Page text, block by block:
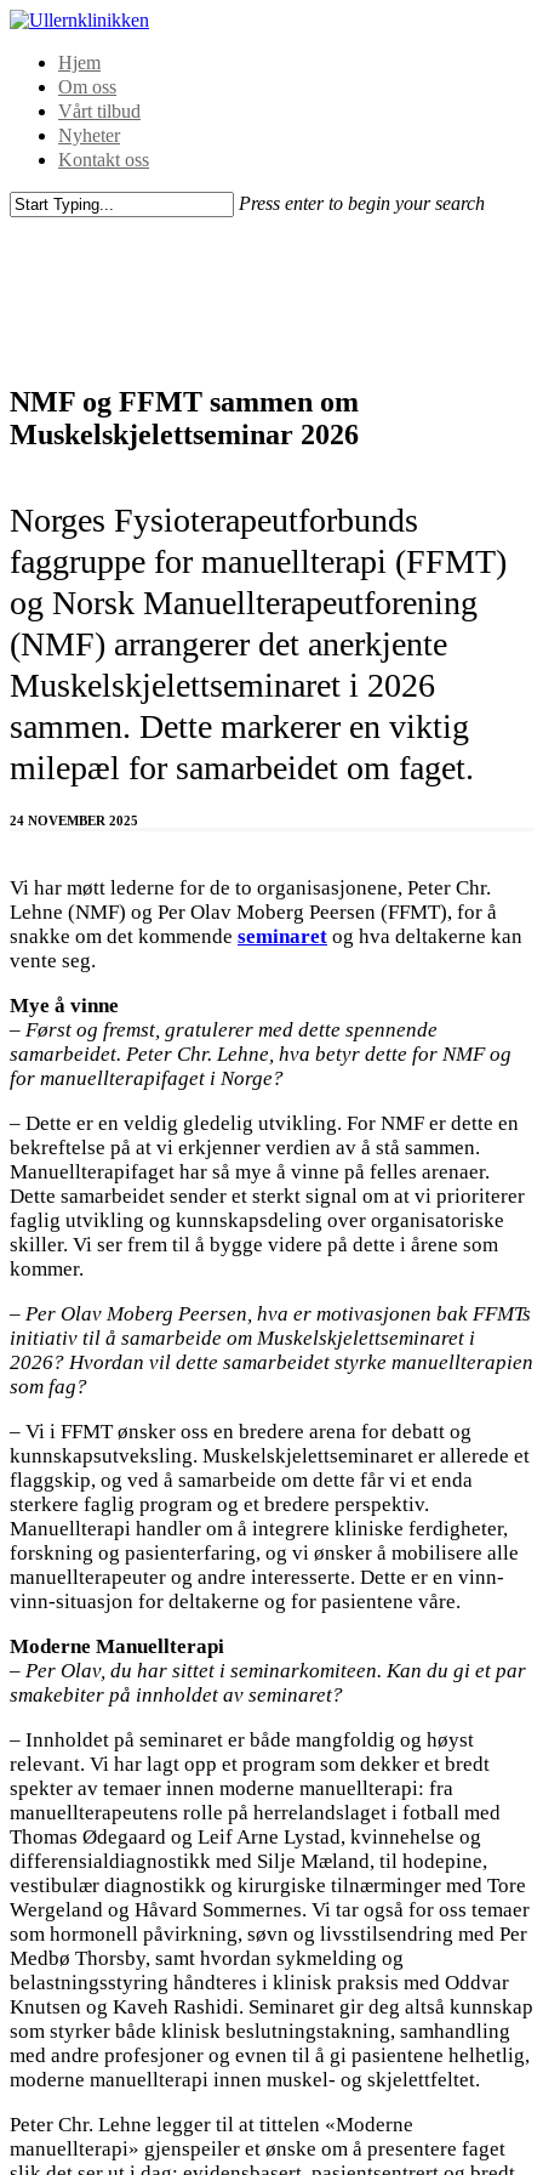
Hjem
Om oss
Vårt tilbud
Nyheter
Kontakt oss
Press enter to begin your search
NMF og FFMT sammen om
Muskelskjelettseminar 2026
Norges Fysioterapeutforbunds
faggruppe for manuellterapi (FFMT)
og Norsk Manuellterapeutforening
(NMF) arrangerer det anerkjente
Muskelskjelettseminaret i 2026
sammen. Dette markerer en viktig
milepæl for samarbeidet om faget.
24 NOVEMBER 2025
Vi har møtt lederne for de to organisasjonene, Peter Chr.
Lehne (NMF) og Per Olav Moberg Peersen (FFMT), for å
snakke om det kommende seminaret og hva deltakerne kan
vente seg.
Mye å vinne
– Først og fremst, gratulerer med dette spennende
samarbeidet. Peter Chr. Lehne, hva betyr dette for NMF og
for manuellterapifaget i Norge?
– Dette er en veldig gledelig utvikling. For NMF er dette en
bekreftelse på at vi erkjenner verdien av å stå sammen.
Manuellterapifaget har så mye å vinne på felles arenaer.
Dette samarbeidet sender et sterkt signal om at vi prioriterer
faglig utvikling og kunnskapsdeling over organisatoriske
skiller. Vi ser frem til å bygge videre på dette i årene som
kommer.
– Per Olav Moberg Peersen, hva er motivasjonen bak FFMTs
initiativ til å samarbeide om Muskelskjelettseminaret i
2026? Hvordan vil dette samarbeidet styrke manuellterapien
som fag?
– Vi i FFMT ønsker oss en bredere arena for debatt og
kunnskapsutveksling. Muskelskjelettseminaret er allerede et
flaggskip, og ved å samarbeide om dette får vi et enda
sterkere faglig program og et bredere perspektiv.
Manuellterapi handler om å integrere kliniske ferdigheter,
forskning og pasienterfaring, og vi ønsker å mobilisere alle
manuellterapeuter og andre interesserte. Dette er en vinn-
vinn-situasjon for deltakerne og for pasientene våre.
Moderne Manuellterapi
– Per Olav, du har sittet i seminarkomiteen. Kan du gi et par
smakebiter på innholdet av seminaret?
– Innholdet på seminaret er både mangfoldig og høyst
relevant. Vi har lagt opp et program som dekker et bredt
spekter av temaer innen moderne manuellterapi: fra
manuellterapeutens rolle på herrelandslaget i fotball med
Thomas Ødegaard og Leif Arne Lystad, kvinnehelse og
differensialdiagnostikk med Silje Mæland, til hodepine,
vestibulær diagnostikk og kirurgiske tilnærminger med Tore
Wergeland og Håvard Sommernes. Vi tar også for oss temaer
som hormonell påvirkning, søvn og livsstilsendring med Per
Medbø Thorsby, samt hvordan sykmelding og
belastningsstyring håndteres i klinisk praksis med Oddvar
Knutsen og Kaveh Rashidi. Seminaret gir deg altså kunnskap
som styrker både klinisk beslutningstakning, samhandling
med andre profesjoner og evnen til å gi pasientene helhetlig,
moderne manuellterapi innen muskel- og skjelettfeltet.
Peter Chr. Lehne legger til at tittelen «Moderne
manuellterapi» gjenspeiler et ønske om å presentere faget